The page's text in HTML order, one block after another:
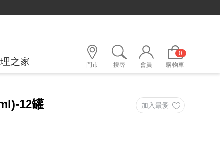
之家 門市 搜尋 會員
0
購物車
12罐